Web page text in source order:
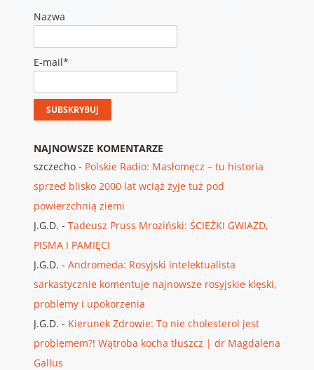
Nazwa
E-mail*
NAJNOWSZE KOMENTARZE
szczecho- Polskie Radio: Masłomęcz – tu historia
sprzed blisko 2000 lat wciąż żyje tuż pod
powierzchnią ziemi
J.G.D. - Tadeusz Pruss Mroziński: ŚCIEŻKI GWIAZD,
PISMA I PAMIĘCI
J.G.D. - Andromeda: Rosyjski intelektualista
sarkastycznie komentuje najnowsze rosyjskie klęski,
problemy i upokorzenia
J.G.D. - Kierunek Zdrowie: To nie cholesterol jest
problemem?! Wątroba kocha tłuszcz | dr Magdalena
Gallus